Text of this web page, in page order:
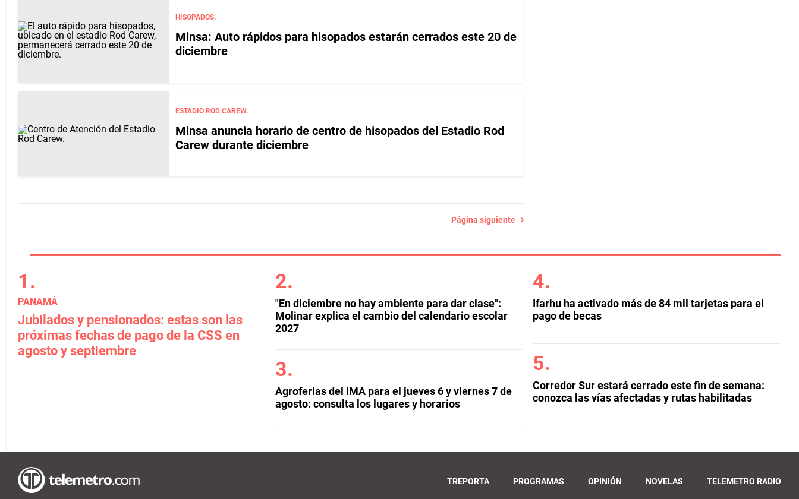
HISOPADOS.
Minsa: Auto rápidos para hisopados estarán cerrados este 20 de
diciembre
ESTADIO ROD CAREW.
Minsa anuncia horario de centro de hisopados del Estadio Rod
Carew durante diciembre
Página siguiente
PANAMÁ
Jubilados y pensionados: estas son las
próximas fechas de pago de la CSS en
agosto y septiembre
"En diciembre no hay ambiente para dar clase":
Molinar explica el cambio del calendario escolar
2027
Agroferias del IMA para el jueves 6 y viernes 7 de
agosto: consulta los lugares y horarios
Ifarhu ha activado más de 84 mil tarjetas para el
pago de becas
Corredor Sur estará cerrado este fin de semana:
conozca las vías afectadas y rutas habilitadas
TREPORTA PROGRAMAS OPINIÓN NOVELAS TELEMETRO RADIO